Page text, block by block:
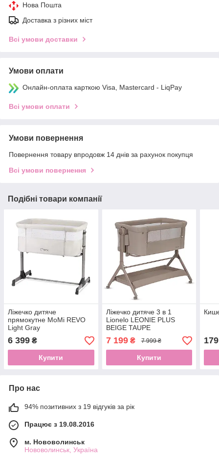
Нова Пошта
Доставка з різних міст
Всі умови доставки
Умови оплати
Онлайн-оплата карткою Visa, Mastercard - LiqPay
Всі умови оплати
Умови повернення
Повернення товару впродовж 14 днів за рахунок покупця
Всі умови повернення
Подібні товари компанії
Ліжечко дитяче
прямокутне MoMi REVO
Light Gray
6 399 ₴
Купити
Ліжечко дитяче 3 в 1
Lionelo LEONIE PLUS
BEIGE TAUPE
7 199₴ 7 999 ₴
Купити
179
Про нас
94% позитивних з 19 відгуків за рік
Працює з 19.08.2016
м. Нововолинськ
Нововолинськ, Україна